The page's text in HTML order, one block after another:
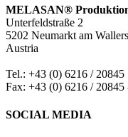
MELASAN®
Unterfeldstraße 2
5202 Neumarkt am
Austria
Tel.: +43 (0) 6216 / 20845
Fax: +43 (0) 6216 / 20845
SOCIAL MEDIA